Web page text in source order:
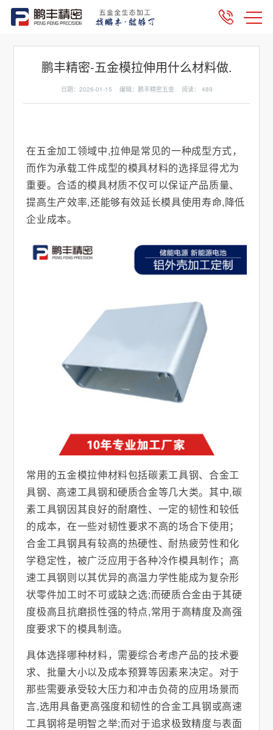
鹏丰精密-五金模拉伸用什么材料做.
日期：2026-01-15 编辑：鹏丰精密五金 阅读： 489
在五金加工领域中,拉伸是常见的一种成型方式，
而作为承载工件成型的模具材料的选择显得尤为
重要。合适的模具材质不仅可以保证产品质量、
提高生产效率,还能够有效延长模具使用寿命,降低
企业成本。
常用的五金模拉伸材料包括碳素工具钢、合金工
具钢、高速工具钢和硬质合金等几大类。其中,碳
素工具钢因其良好的耐磨性、一定的韧性和较低
的成本，在一些对韧性要求不高的场合下使用；
合金工具钢具有较高的热硬性、耐热疲劳性和化
学稳定性，被广泛应用于各种冷作模具制作；高
速工具钢则以其优异的高温力学性能成为复杂形
状零件加工时不可或缺之选;而硬质合金由于其硬
度极高且抗磨损性强的特点,常用于高精度及高强
度要求下的模具制造。
具体选择哪种材料，需要综合考虑产品的技术要
求、批量大小以及成本预算等因素来决定。对于
那些需要承受较大压力和冲击负荷的应用场景而
言,选用具备更高强度和韧性的合金工具钢或高速
工具钢将是明智之举;而对于追求极致精度与表面